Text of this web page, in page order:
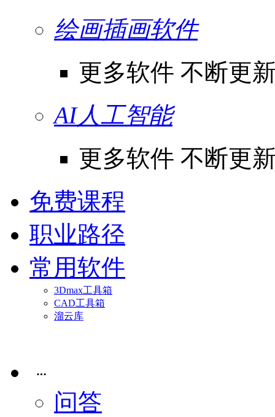
绘画插画软件
更多软件 不断更
AI人工智能
更多软件 不断更
免费课程
职业路径
常用软件
3Dmax工具箱
CAD工具箱
溜云库
问答